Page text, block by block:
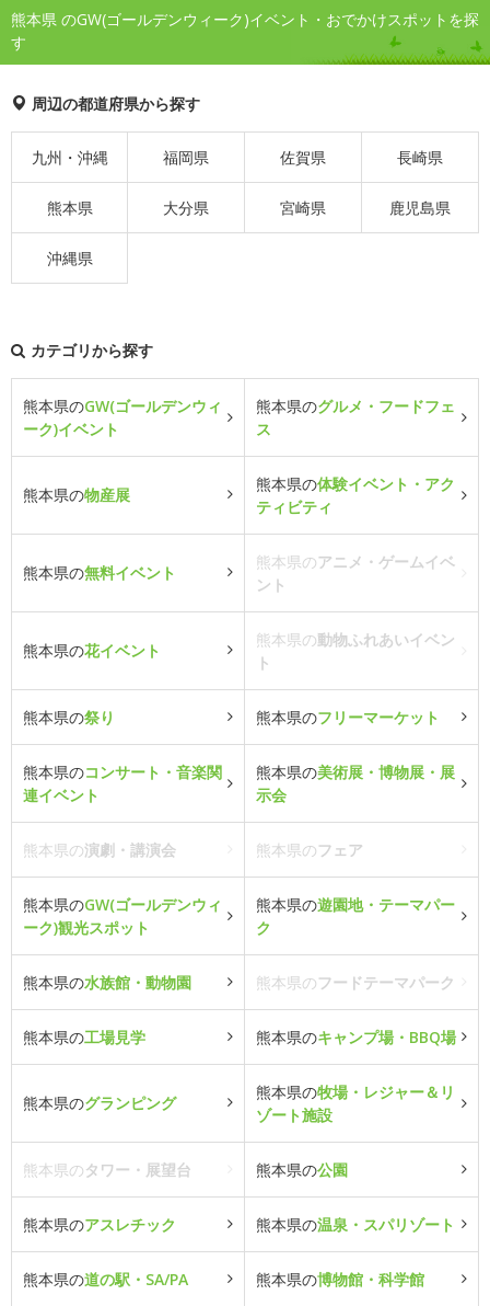
熊本県 のGW(ゴールデンウィーク)イベント・おでかけスポットを探
す
周辺の都道府県から探す
九州・沖縄 福岡県 佐賀県 長崎県
熊本県 大分県 宮崎県 鹿児島県
沖縄県
カテゴリから探す
熊本県のGW(ゴールデンウィ
ーク)イベント
熊本県のグルメ・フードフェ
ス
熊本県の物産展
熊本県の体験イベント・アク
ティビティ
熊本県の無料イベント
熊本県のアニメ・ゲームイベ
ント
熊本県の花イベント
熊本県の動物ふれあいイベン
ト
熊本県の祭り 熊本県のフリーマーケット
熊本県のコンサート・音楽関
連イベント
熊本県の美術展・博物展・展
示会
熊本県の演劇・講演会 熊本県のフェア
熊本県のGW(ゴールデンウィ
ーク)観光スポット
熊本県の遊園地・テーマパー
ク
熊本県の水族館・動物園 熊本県のフードテーマパーク
熊本県の工場見学 熊本県のキャンプ場・BBQ場
熊本県のグランピング
熊本県の牧場・レジャー＆リ
ゾート施設
熊本県のタワー・展望台 熊本県の公園
熊本県のアスレチック 熊本県の温泉・スパリゾート
熊本県の道の駅・SA/PA 熊本県の博物館・科学館